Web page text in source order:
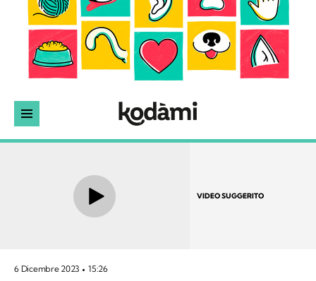
VIDEO SUGGERITO
6 Dicembre 2023 15:26